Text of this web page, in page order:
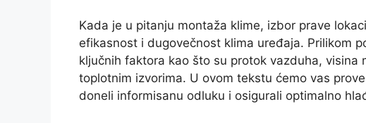
Kada je u pitanju montaža klime, izbor prave
efikasnost i dugovečnost klima uređaja. Prilikom
ključnih faktora kao što su protok vazduha,
toplotnim izvorima. U ovom tekstu ćemo vas
doneli informisanu odluku i osigurali optimalno